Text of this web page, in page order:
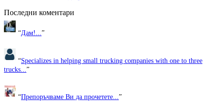
Последни коментари
“Дам!... ”
“Specializes in helping small trucking companies with one to three
trucks... ”
“Препоръчваме Ви да прочетете...”